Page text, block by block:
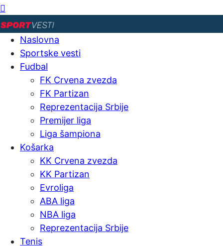
Naslovna
Sportske vesti
Fudbal
FK Crvena zvezda
FK Partizan
Reprezentacija Srbije
Premijer liga
Liga šampiona
Košarka
KK Crvena zvezda
KK Partizan
Evroliga
ABA liga
NBA liga
Reprezentacija Srbije
Tenis